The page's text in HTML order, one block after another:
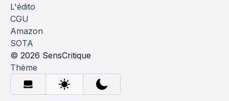
L'édito
CGU
Amazon
SOTA
© 2026 SensCritique
Thème